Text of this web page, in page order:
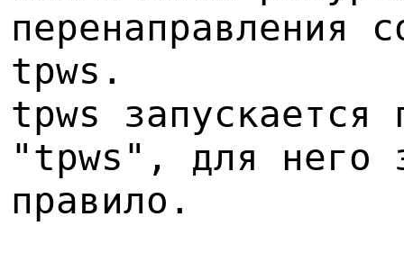
перенаправления
tpws.
tpws запускается
"tpws", для него
правило.